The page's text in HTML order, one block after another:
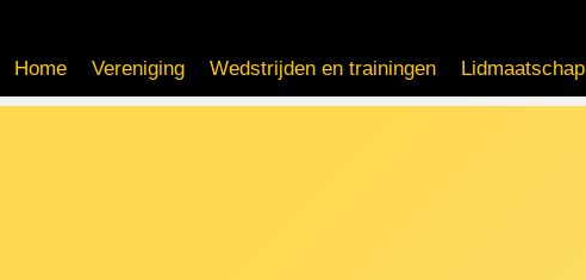
Home
Vereniging Wedstrijden en trainingen Lidmaatschap